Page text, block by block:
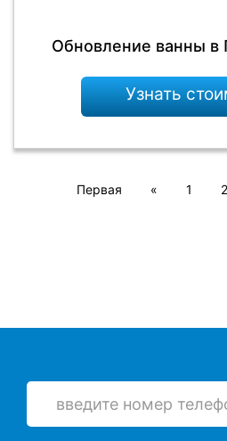
Обновление ванны в
Узнать
Первая « 1 2